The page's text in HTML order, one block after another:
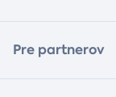
Pre partnerov